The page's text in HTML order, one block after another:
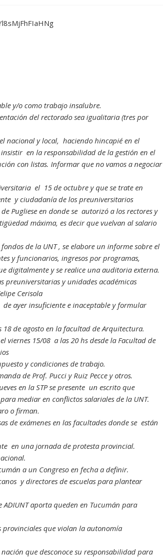
y/o como trabajo insalubre.
del rectorado sea igualitaria (tres por
nacional y local, haciendo hincapié en el
en la responsabilidad de la gestión en el
con listas. Informar que no vamos a negociar
el 15 de octubre y que se trate en
y ciudadanía de los preuniversitarios
Pugliese en donde se autorizó a los rectores y
máxima, es decir que vuelvan al salario
de la UNT , se elabore un informe sobre el
y funcionarios, ingresos por programas,
digitalmente y se realice una auditoria externa.
preuniversitarias y unidades académicas
Cerisola
ayer insuficiente e inaceptable y formular
de agosto en la facultad de Arquitectura.
viernes 15/08 a las 20 hs desde la Facultad de
y condiciones de trabajo.
de Prof. Pucci y Ruiz Pecce y otros.
en la STP se presente un escrito que
mediar en conflictos salariales de la UNT.
o firman.
de exámenes en las facultades donde se están
en una jornada de protesta provincial.
a un Congreso en fecha a definir.
y directores de escuelas para plantear
aporta queden en Tucumán para
que violan la autonomía
que desconoce su responsabilidad para